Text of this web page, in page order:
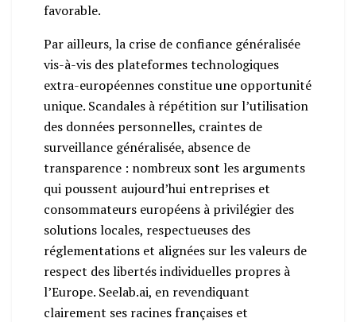
favorable.
Par ailleurs, la crise de confiance généralisée
vis-à-vis des plateformes technologiques
extra-européennes constitue une opportunité
unique. Scandales à répétition sur l’utilisation
des données personnelles, craintes de
surveillance généralisée, absence de
transparence : nombreux sont les arguments
qui poussent aujourd’hui entreprises et
consommateurs européens à privilégier des
solutions locales, respectueuses des
réglementations et alignées sur les valeurs de
respect des libertés individuelles propres à
l’Europe. Seelab.ai, en revendiquant
clairement ses racines françaises et